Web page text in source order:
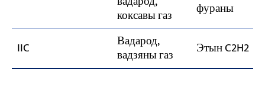
коксавы газ фураны
IIC Вадарод,
вадзяны газ Этын C2H2